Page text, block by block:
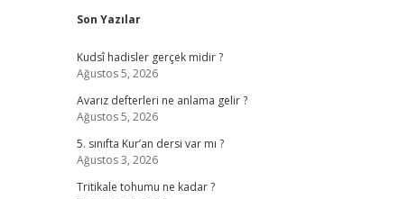
Sidebar
Son Yazılar
Kudsî hadisler gerçek midir ?
Ağustos 5, 2026
Avarız defterleri ne anlama gelir ?
Ağustos 5, 2026
5. sınıfta Kur’an dersi var mı ?
Ağustos 3, 2026
Tritikale tohumu ne kadar ?